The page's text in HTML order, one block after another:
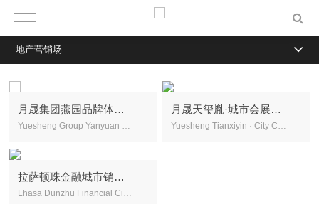
月晟集团燕园品牌体验中心
Yuesheng Group Yanyuan Brand Experience Center
月晟天玺胤·城市会展中心
Yuesheng Tianxiyin · City Convention and Exhibition Center
拉萨顿珠金融城市销售中心
Lhasa Dunzhu Financial City Urban Sales Center
地产营销场